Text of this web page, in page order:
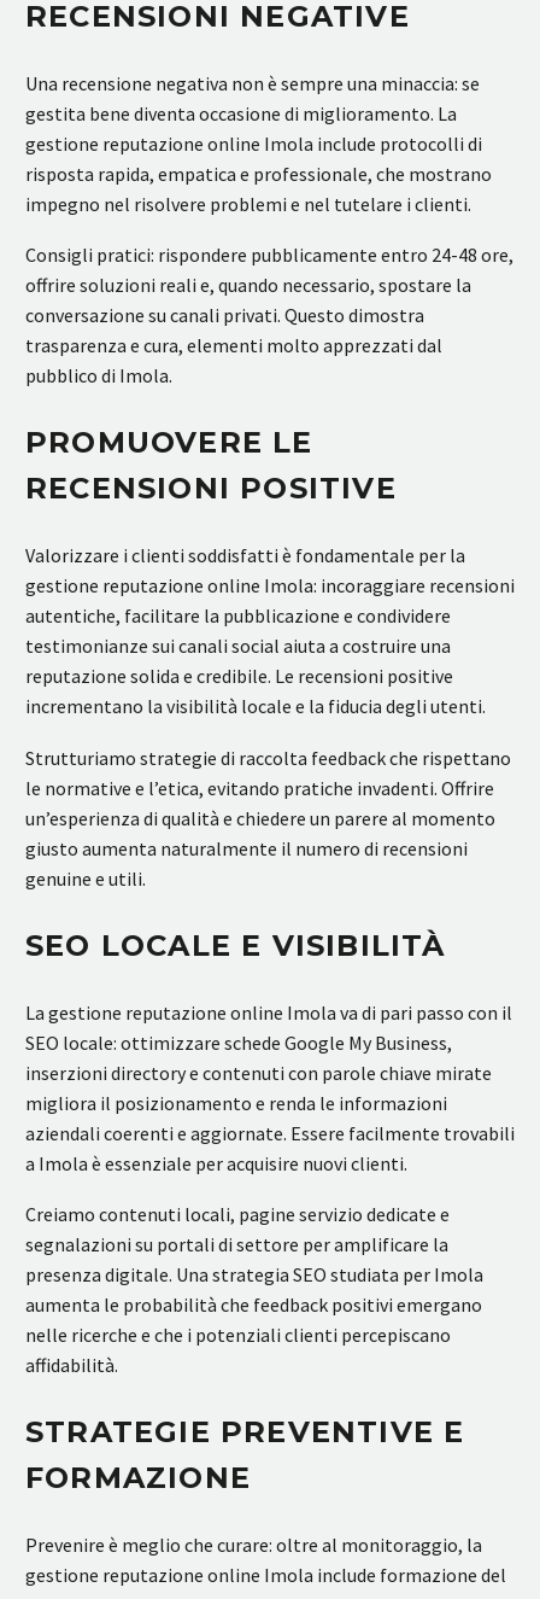
RECENSIONI NEGATIVE
Una recensione negativa non è sempre una minaccia: se
gestita bene diventa occasione di miglioramento. La
gestione reputazione online Imola include protocolli di
risposta rapida, empatica e professionale, che mostrano
impegno nel risolvere problemi e nel tutelare i clienti.
Consigli pratici: rispondere pubblicamente entro 24-48 ore,
offrire soluzioni reali e, quando necessario, spostare la
conversazione su canali privati. Questo dimostra
trasparenza e cura, elementi molto apprezzati dal
pubblico di Imola.
PROMUOVERE LE
RECENSIONI POSITIVE
Valorizzare i clienti soddisfatti è fondamentale per la
gestione reputazione online Imola: incoraggiare recensioni
autentiche, facilitare la pubblicazione e condividere
testimonianze sui canali social aiuta a costruire una
reputazione solida e credibile. Le recensioni positive
incrementano la visibilità locale e la fiducia degli utenti.
Strutturiamo strategie di raccolta feedback che rispettano
le normative e l’etica, evitando pratiche invadenti. Offrire
un’esperienza di qualità e chiedere un parere al momento
giusto aumenta naturalmente il numero di recensioni
genuine e utili.
SEO LOCALE E VISIBILITÀ
La gestione reputazione online Imola va di pari passo con il
SEO locale: ottimizzare schede Google My Business,
inserzioni directory e contenuti con parole chiave mirate
migliora il posizionamento e renda le informazioni
aziendali coerenti e aggiornate. Essere facilmente trovabili
a Imola è essenziale per acquisire nuovi clienti.
Creiamo contenuti locali, pagine servizio dedicate e
segnalazioni su portali di settore per amplificare la
presenza digitale. Una strategia SEO studiata per Imola
aumenta le probabilità che feedback positivi emergano
nelle ricerche e che i potenziali clienti percepiscano
affidabilità.
STRATEGIE PREVENTIVE E
FORMAZIONE
Prevenire è meglio che curare: oltre al monitoraggio, la
gestione reputazione online Imola include formazione del